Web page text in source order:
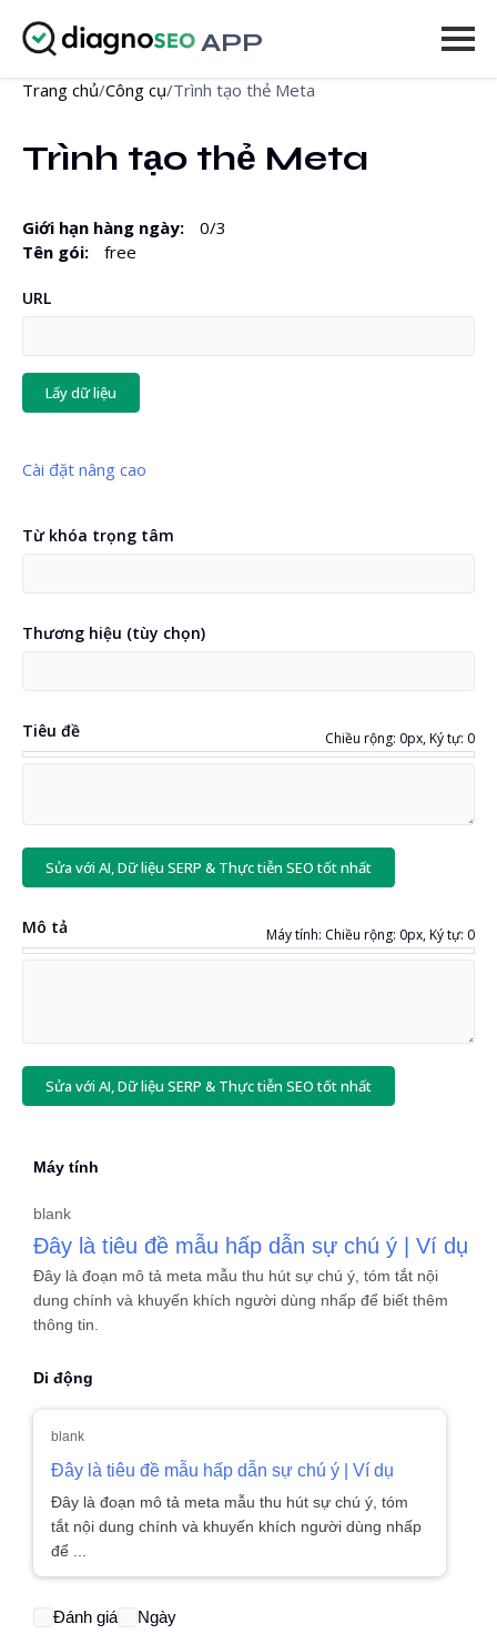
APP
Công cụ
Bảng giá
Đăng nhập
Trang chủ/Công cụ/Trình tạo thẻ Meta
Trình tạo thẻ Meta
Giới hạn hàng ngày: 0/3
Tên gói: free
URL
Lấy dữ liệu
Cài đặt nâng cao
Nội dung trang hoặc mã nguồn(tùy chọn)
Từ khóa trọng tâm
Thương hiệu (tùy chọn)
Tiêu đề Chiều rộng: 0px, Ký tự: 0
Sửa với AI, Dữ liệu SERP & Thực tiễn SEO tốt nhất
Mô tả Máy tính: Chiều rộng: 0px, Ký tự: 0
Sửa với AI, Dữ liệu SERP & Thực tiễn SEO tốt nhất
Máy tính
blank
Đây là tiêu đề mẫu hấp dẫn sự chú ý | Ví dụ
Đây là đoạn mô tả meta mẫu thu hút sự chú ý, tóm tắt nội
dung chính và khuyến khích người dùng nhấp để biết thêm
thông tin.
Di động
blank
Đây là tiêu đề mẫu hấp dẫn sự chú ý | Ví dụ
Đây là đoạn mô tả meta mẫu thu hút sự chú ý, tóm
tắt nội dung chính và khuyến khích người dùng nhấp
để ...
Đánh giá Ngày